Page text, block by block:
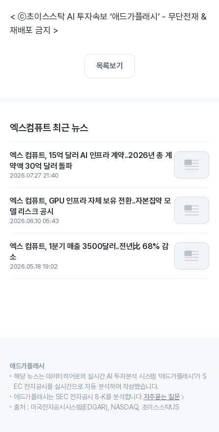
< ⓒ초이스스탁 AI 투자속보 ‘애드가플래시’ - 무단전재 &
재배포 금지 >
목록보기
엑스컴퓨트 최근 뉴스
엑스 컴퓨트, 15억 달러 AI 인프라 계약..2026년 총 계
약액 30억 달러 돌파
2026.07.27 21:40
엑스 컴퓨트, GPU 인프라 자체 보유 전환..자본집약 모
델 리스크 공시
2026.06.10 05:43
엑스 컴퓨트, 1분기 매출 3500달러..전년比 68% 감
소
2026.05.18 19:02
애드가플래시
해당 뉴스는 데이터히어로의 실시간 AI 투자분석 시스템 ‘애드가플래시’가 S
EC 전자공시를 실시간으로 자동 분석하여 작성했습니다.
애드가플래시는 SEC 전자공시 8-K를 분석합니다.자주묻는 질문
출처 : 미국전자공시시스템(EDGAR), NASDAQ, 초이스스탁US